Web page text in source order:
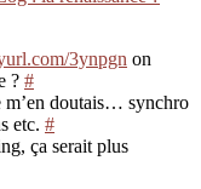
3ynpgn on
? #
m’en doutais… synchro
etc. #
ça serait plus